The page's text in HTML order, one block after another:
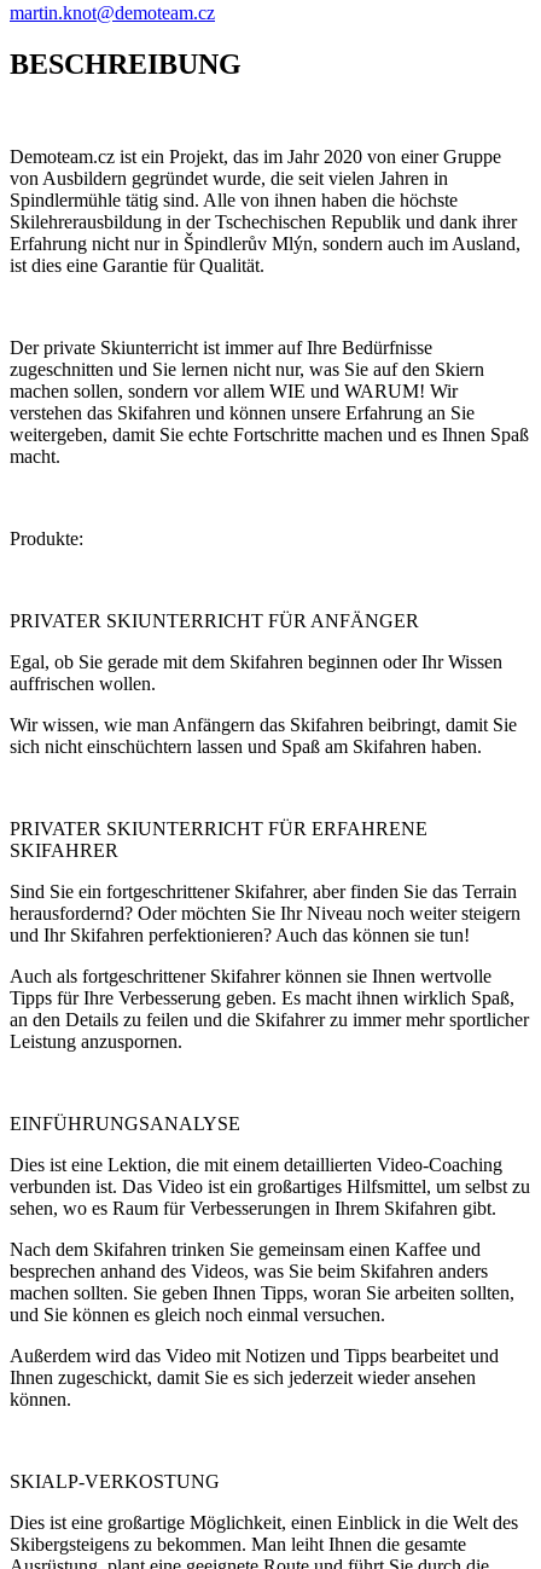
martin.knot@demoteam.cz
BESCHREIBUNG
Demoteam.cz ist ein Projekt, das im Jahr 2020 von einer Gruppe
von Ausbildern gegründet wurde, die seit vielen Jahren in
Spindlermühle tätig sind. Alle von ihnen haben die höchste
Skilehrerausbildung in der Tschechischen Republik und dank ihrer
Erfahrung nicht nur in Špindlerův Mlýn, sondern auch im Ausland,
ist dies eine Garantie für Qualität.
Der private Skiunterricht ist immer auf Ihre Bedürfnisse
zugeschnitten und Sie lernen nicht nur, was Sie auf den Skiern
machen sollen, sondern vor allem WIE und WARUM! Wir
verstehen das Skifahren und können unsere Erfahrung an Sie
weitergeben, damit Sie echte Fortschritte machen und es Ihnen Spaß
macht.
Produkte:
PRIVATER SKIUNTERRICHT FÜR ANFÄNGER
Egal, ob Sie gerade mit dem Skifahren beginnen oder Ihr Wissen
auffrischen wollen.
Wir wissen, wie man Anfängern das Skifahren beibringt, damit Sie
sich nicht einschüchtern lassen und Spaß am Skifahren haben.
PRIVATER SKIUNTERRICHT FÜR ERFAHRENE
SKIFAHRER
Sind Sie ein fortgeschrittener Skifahrer, aber finden Sie das Terrain
herausfordernd? Oder möchten Sie Ihr Niveau noch weiter steigern
und Ihr Skifahren perfektionieren? Auch das können sie tun!
Auch als fortgeschrittener Skifahrer können sie Ihnen wertvolle
Tipps für Ihre Verbesserung geben. Es macht ihnen wirklich Spaß,
an den Details zu feilen und die Skifahrer zu immer mehr sportlicher
Leistung anzuspornen.
EINFÜHRUNGSANALYSE
Dies ist eine Lektion, die mit einem detaillierten Video-Coaching
verbunden ist. Das Video ist ein großartiges Hilfsmittel, um selbst zu
sehen, wo es Raum für Verbesserungen in Ihrem Skifahren gibt.
Nach dem Skifahren trinken Sie gemeinsam einen Kaffee und
besprechen anhand des Videos, was Sie beim Skifahren anders
machen sollten. Sie geben Ihnen Tipps, woran Sie arbeiten sollten,
und Sie können es gleich noch einmal versuchen.
Außerdem wird das Video mit Notizen und Tipps bearbeitet und
Ihnen zugeschickt, damit Sie es sich jederzeit wieder ansehen
können.
SKIALP-VERKOSTUNG
Dies ist eine großartige Möglichkeit, einen Einblick in die Welt des
Skibergsteigens zu bekommen. Man leiht Ihnen die gesamte